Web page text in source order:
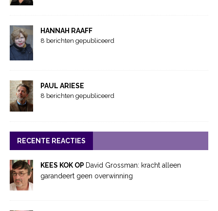
HANNAH RAAFF
8 berichten gepubliceerd
PAUL ARIESE
8 berichten gepubliceerd
RECENTE REACTIES
KEES KOK OP David Grossman: kracht alleen
garandeert geen overwinning